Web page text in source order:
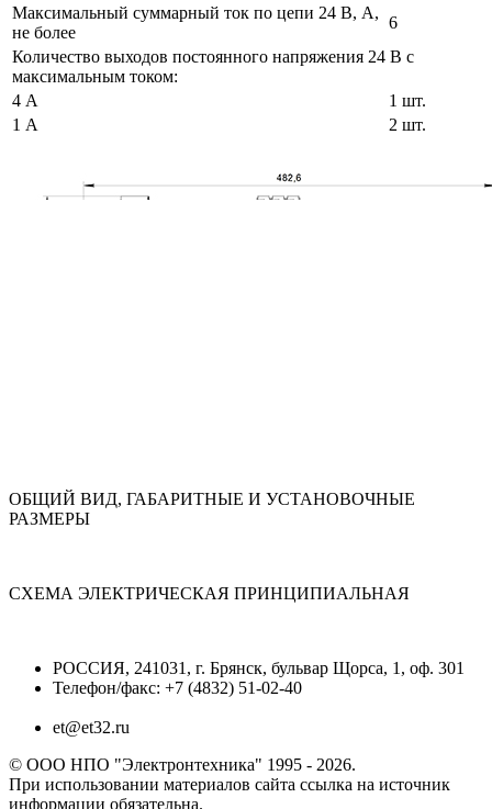
Максимальный суммарный ток по цепи 24 В, А,
не более
6
Количество выходов постоянного напряжения 24 В с
максимальным током:
4 А
1 шт.
1 А
2 шт.
ОБЩИЙ ВИД, ГАБАРИТНЫЕ И УСТАНОВОЧНЫЕ
РАЗМЕРЫ
СХЕМА ЭЛЕКТРИЧЕСКАЯ ПРИНЦИПИАЛЬНАЯ
РОССИЯ, 241031, г. Брянск, бульвар Щорса, 1, оф. 301
Телефон/факс: +7 (4832) 51-02-40
et@et32.ru
© ООО НПО "Электронтехника" 1995 - 2026.
При использовании материалов сайта ссылка на источник
информации обязательна.